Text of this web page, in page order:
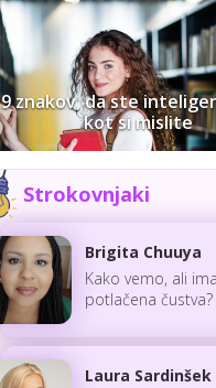
9 znakov, da ste
kot si mislite
Strokovnjaki
Brigita Chuuya
Kako vemo, ali
potlačena čustva?
Laura Sardinšek